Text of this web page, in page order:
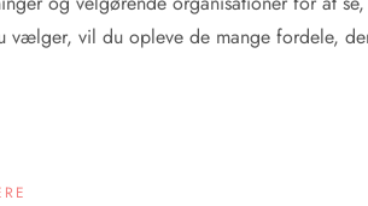
vil du opleve de mange fordele,